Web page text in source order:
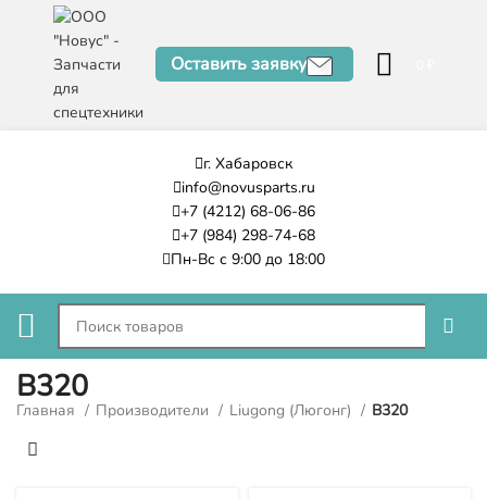
Оставить заявку
г. Хабаровск
info@novusparts.ru
+7 (4212) 68-06-86
+7 (984) 298-74-68
Пн-Вс с 9:00 до 18:00
B320
Главная Производители Liugong (Люгонг) B320